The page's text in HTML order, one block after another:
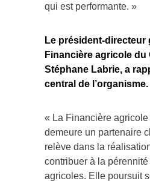
qui est performante. »
Le président-directeur
Financière agricole du
Stéphane Labrie, a
central de l’organisme.
« La Financière
demeure un partenaire
relève dans la
contribuer à la
agricoles. Elle poursuit